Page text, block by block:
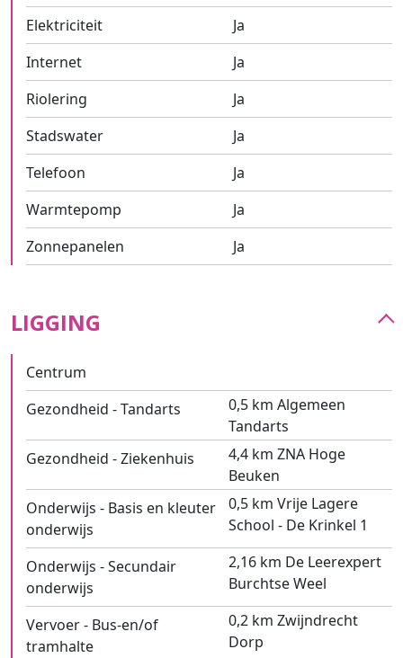
Elektriciteit
Ja
Internet
Ja
Riolering
Ja
Stadswater
Ja
Telefoon
Ja
Warmtepomp
Ja
Zonnepanelen
Ja
LIGGING
Centrum
Gezondheid - Tandarts
0,5 km Algemeen
Tandarts
Gezondheid - Ziekenhuis
4,4 km ZNA Hoge
Beuken
Onderwijs - Basis en kleuter
onderwijs
0,5 km Vrije Lagere
School - De Krinkel 1
Onderwijs - Secundair
onderwijs
2,16 km De Leerexpert
Burchtse Weel
Vervoer - Bus-en/of
tramhalte
0,2 km Zwijndrecht
Dorp